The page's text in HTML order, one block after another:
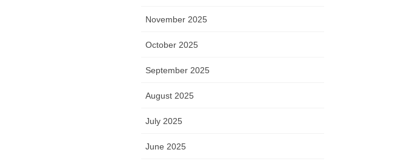
November 2025
October 2025
September 2025
August 2025
July 2025
June 2025